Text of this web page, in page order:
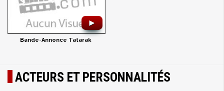
►
Bande-Annonce Tatarak
ACTEURS ET PERSONNALITÉS